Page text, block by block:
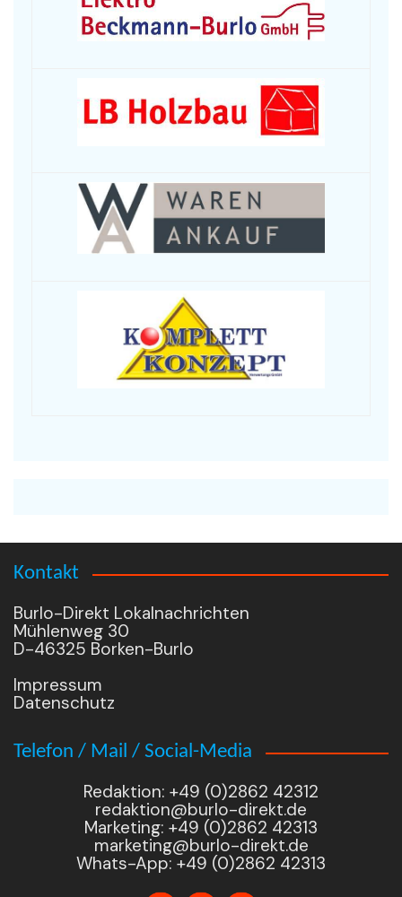
Kontakt
Burlo-Direkt Lokalnachrichten
Mühlenweg 30
D-46325 Borken-Burlo
Impressum
Datenschutz
Telefon / Mail / Social-Media
Redaktion: +49 (0)2862 42312
redaktion@burlo-direkt.de
Marketing: +49 (0)2862 42313
marketing@burlo-direkt.de
Whats-App: +49 (0)2862 42313